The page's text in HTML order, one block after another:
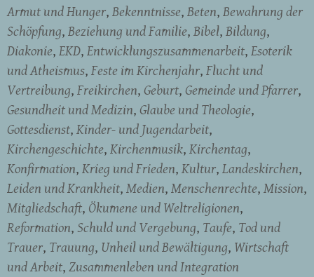
Armut und Hunger Bekenntnisse Beten Bewahrung der
Schöpfung Beziehung und Familie Bibel Bildung
Diakonie EKD Entwicklungszusammenarbeit Esoterik
und Atheismus Feste im Kirchenjahr Flucht und
Vertreibung Freikirchen Geburt Gemeinde und Pfarrer
Gesundheit und Medizin Glaube und Theologie
Gottesdienst Kinder- und Jugendarbeit
Kirchengeschichte Kirchenmusik Kirchentag
Konfirmation Krieg und Frieden Kultur Landeskirchen
Leiden und Krankheit Medien Menschenrechte Mission
Mitgliedschaft Ökumene und Weltreligionen
Reformation Schuld und Vergebung Taufe Tod und
Trauer Trauung Unheil und Bewältigung Wirtschaft
und Arbeit Zusammenleben und Integration